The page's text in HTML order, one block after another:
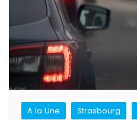
A la Une Strasbourg